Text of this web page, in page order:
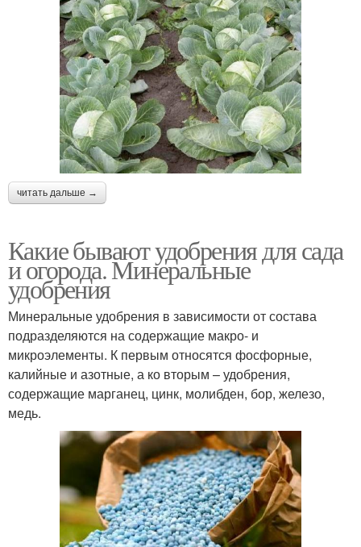
читать дальше →
Какие бывают удобрения для сада
и огорода. Минеральные
удобрения
Минеральные удобрения в зависимости от состава
подразделяются на содержащие макро- и
микроэлементы. К первым относятся фосфорные,
калийные и азотные, а ко вторым – удобрения,
содержащие марганец, цинк, молибден, бор, железо,
медь.